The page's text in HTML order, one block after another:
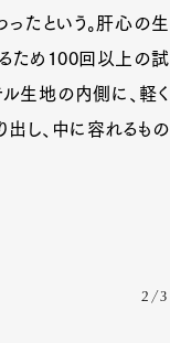
たという。肝心の生
ため100回以上の試
生地の内側に、軽く
出し、中に容れるもの
2/3